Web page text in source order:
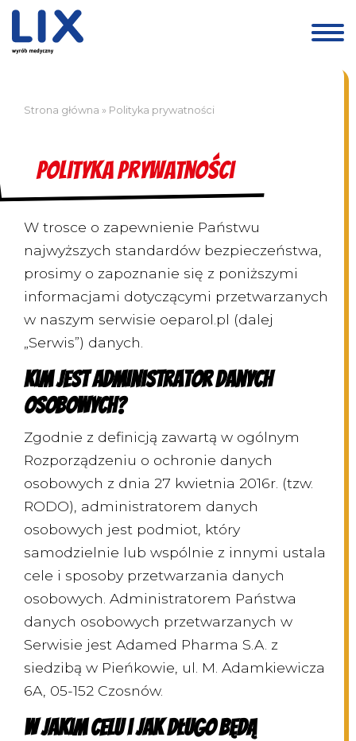
treściStrona główna » Polityka prywatności
Polityka prywatności
W trosce o zapewnienie Państwu
najwyższych standardów bezpieczeństwa,
prosimy o zapoznanie się z poniższymi
informacjami dotyczącymi przetwarzanych
w naszym serwisie oeparol.pl (dalej
„Serwis”) danych.
Kim jest Administrator Danych
Osobowych?
Zgodnie z definicją zawartą w ogólnym
Rozporządzeniu o ochronie danych
osobowych z dnia 27 kwietnia 2016r. (tzw.
RODO), administratorem danych
osobowych jest podmiot, który
samodzielnie lub wspólnie z innymi ustala
cele i sposoby przetwarzania danych
osobowych. Administratorem Państwa
danych osobowych przetwarzanych w
Serwisie jest Adamed Pharma S.A. z
siedzibą w Pieńkowie, ul. M. Adamkiewicza
6A, 05-152 Czosnów.
W jakim celu i jak długo będą